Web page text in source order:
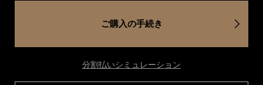
ご購入の手続き
分割払いシミュレーション